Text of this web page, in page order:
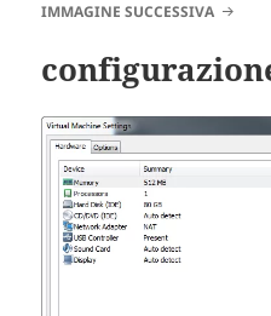
IMMAGINE SUCCESSIVA